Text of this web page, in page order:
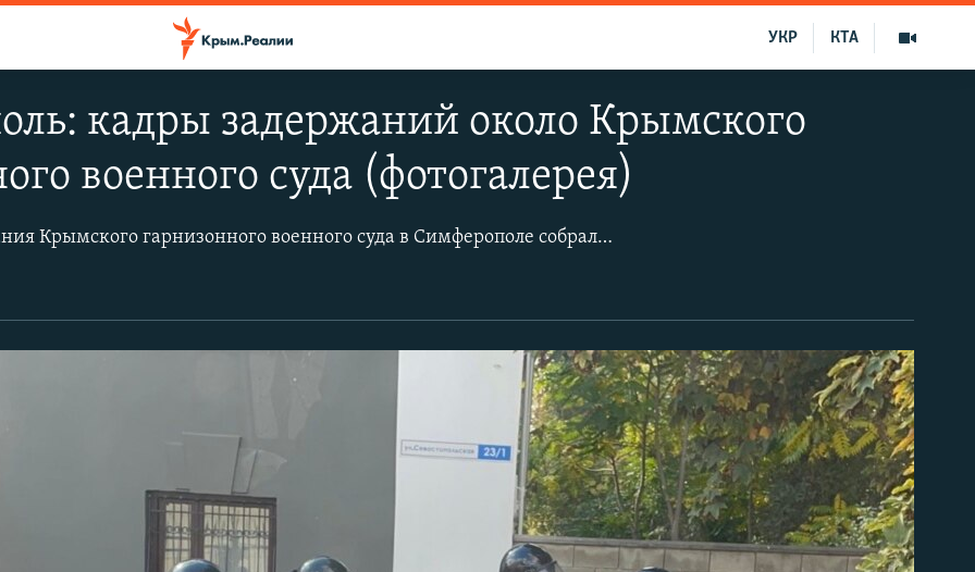
КТА
УКР
кадры задержаний около Крымского
военного суда (фотогалерея)
Утром 25 октября у здания Крымского гарнизонного военного суда в Симферополе собрались крымские татары, чтобы поддержать фигурантов красногвардейского «дела Хизб ут-Тахрир». В суде адвокаты по видеоконференцсвязи должны были принять участие в рассмотрении апелляционной жалобы на приговор по данному делу. Российские полицейские потребовали собравшихся разойтись, после чего сотрудники ОМОНа начали заводить собравшихся под судом в автобус, в том числе женщин.